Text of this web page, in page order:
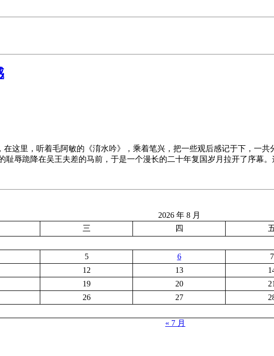
这里，听着毛阿敏的《淯水吟》，乘着笔兴，把一些观后感记于下，一
辱跪降在吴王夫差的马前，于是一个漫长的二十年复国岁月拉开了序幕。
2026 年 8 月
三 四
5 6 7
12 13
19 20 21
26 27
« 7 月